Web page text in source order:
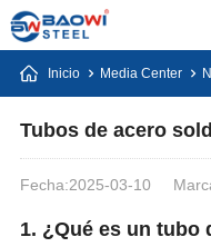
Inicio Media Center
Tubos de acero
Fecha:2025-03-10
1. ¿Qué es un tubo